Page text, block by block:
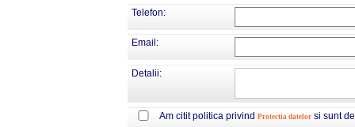
Telefon:
Email:
Detalii:
Am citit politica privind Protectia datelor si sunt